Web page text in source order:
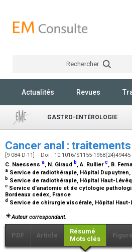
Rechercher
Actualités Revues
GASTRO-ENTÉROLOGIE
Cancer anal : traitements
[9-084-D-11] - Doi : 10.1016/S1155-
C. Naessens a, N. Giraud b, A. Rullierc, B.
a Service de radiothérapie, Hôpital
b Service de radiothérapie, Hôpital Haut-
c Service d'anatomie et de cytologie
Bordeaux cedex, France
d Service de chirurgie viscérale, Hôpital Haut-
Auteur correspondant.
PDF Article
Résumé
Mots clés